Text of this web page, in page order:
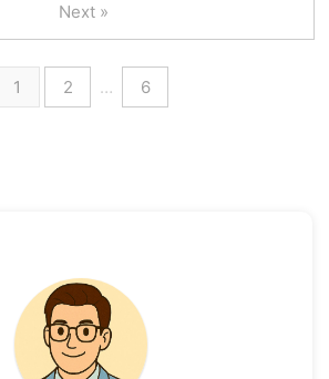
1 2 … 6
Next »